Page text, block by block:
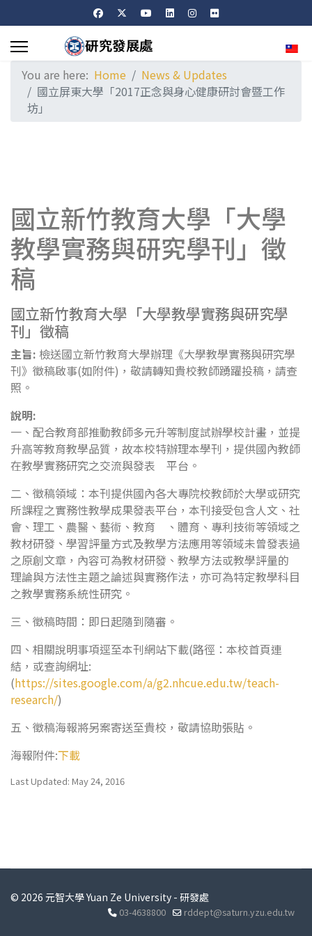
You are here: Home
News & Updates
國立屏東大學「2017正念與身心健康研討會暨工作
坊」
國立新竹教育大學「大學
教學實務與研究學刊」徵
稿
國立新竹教育大學「大學教學實務與研究學
刊」徵稿
主旨: 檢送國立新竹教育大學辦理《大學教學實務與研究學
刊》徵稿啟事(如附件)，敬請轉知貴校教師踴躍投稿，請查
照。
說明:
一、配合教育部推動教師多元升等制度試辦學校計畫，並提
升高等教育教學品質，故本校特辦理本學刊，提供國內教師
在教學實務研究之交流與發表 平台。
二、徵稿領域：本刊提供國內各大專院校教師於大學或研究
所課程之實務性教學成果發表平台，本刊接受包含人文、社
會、理工、農醫、藝術、教育 、體育、專利技術等領域之
教材研發、學習評量方式及教學方法應用等領域未曾發表過
之原創文章，內容可為教材研發、教學方法或教學評量的
理論與方法性主題之論述與實務作法，亦可為特定教學科目
之教學實務系統性研究。
三、徵稿時間：即日起隨到隨審。
四、相關說明事項逕至本刊網站下載(路徑：本校首頁連
結，或查詢網址:
(https://sites.google.com/a/g2.nhcue.edu.tw/teach-
research/)
五、徵稿海報將另案寄送至貴校，敬請協助張貼。
海報附件:下載
Last Updated: May 24, 2016
© 2026 元智大學 Yuan Ze University - 研發處
03-4638800 rddept@saturn.yzu.edu.tw